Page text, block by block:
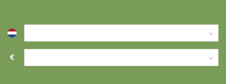
€